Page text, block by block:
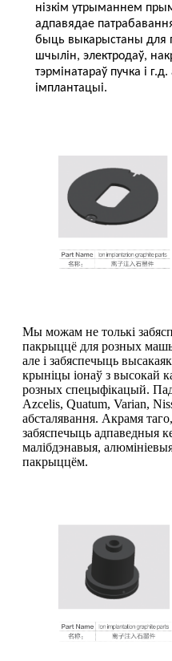
нізкім утрыманнем
адпавядае
быць выкарыстаны для
шчылін, электродаў,
тэрмінатараў пучка і
імплантацыі.
Мы можам не толькі
пакрыццё для розных
але і забяспечыць
крыніцы іонаў з высокай
розных спецыфікацый.
Azcelis, Quatum, Varian,
абсталявання. Акрамя
забяспечыць адпаведныя
малібдэнавыя,
пакрыццём.